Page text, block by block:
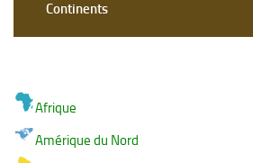
Continents
Afrique
Amérique du Nord